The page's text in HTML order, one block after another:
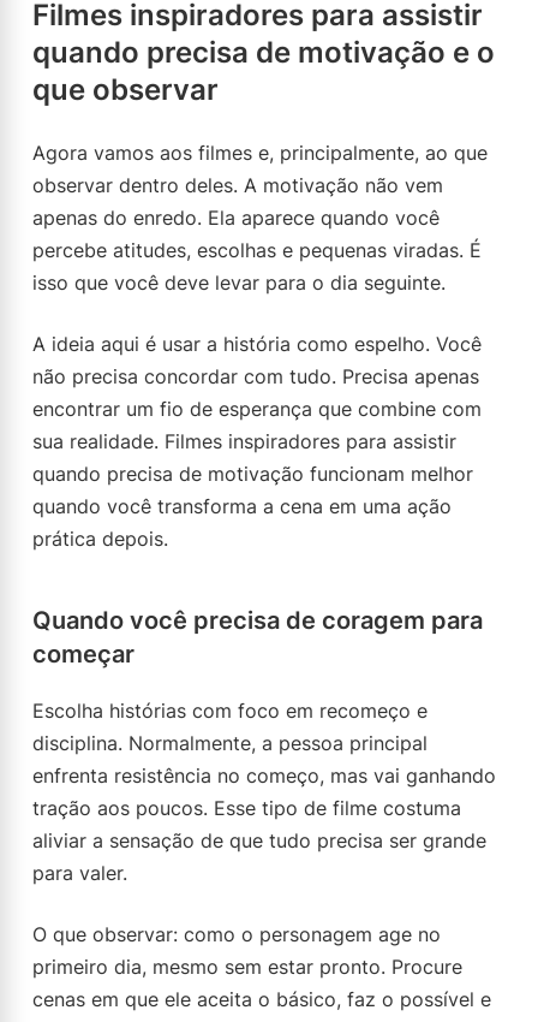
Filmes inspiradores para assistir
quando precisa de motivação e o
que observar
Agora vamos aos filmes e, principalmente, ao que
observar dentro deles. A motivação não vem
apenas do enredo. Ela aparece quando você
percebe atitudes, escolhas e pequenas viradas. É
isso que você deve levar para o dia seguinte.
A ideia aqui é usar a história como espelho. Você
não precisa concordar com tudo. Precisa apenas
encontrar um fio de esperança que combine com
sua realidade. Filmes inspiradores para assistir
quando precisa de motivação funcionam melhor
quando você transforma a cena em uma ação
prática depois.
Quando você precisa de coragem para
começar
Escolha histórias com foco em recomeço e
disciplina. Normalmente, a pessoa principal
enfrenta resistência no começo, mas vai ganhando
tração aos poucos. Esse tipo de filme costuma
aliviar a sensação de que tudo precisa ser grande
para valer.
O que observar: como o personagem age no
primeiro dia, mesmo sem estar pronto. Procure
cenas em que ele aceita o básico, faz o possível e